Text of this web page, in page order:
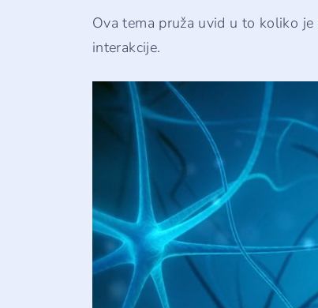
Ova tema pruža uvid u to koliko je
interakcije.